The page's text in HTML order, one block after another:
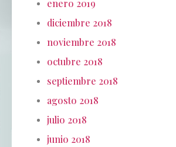
enero 2019
diciembre 2018
noviembre 2018
octubre 2018
septiembre 2018
agosto 2018
julio 2018
junio 2018